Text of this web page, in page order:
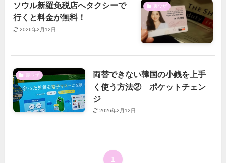
裏ワザ
ソウル新羅免税店へタクシーで
行くと料金が無料！
2026年2月12日
裏ワザ
両替できない韓国の小銭を上手
く使う方法② ポケットチェン
ジ
2026年2月12日
1